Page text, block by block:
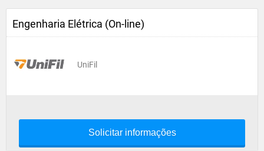
Engenharia Elétrica (On-line)
UniFil
Solicitar informações